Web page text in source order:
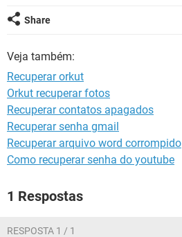
OUTLOOK
GUIA DE COMPRAS
Share
Veja também:
Recuperar orkut
Orkut recuperar fotos
Recuperar contatos apagados
Recuperar senha gmail
Recuperar arquivo word corrompido
Como recuperar senha do youtube
1 Respostas
RESPOSTA 1 / 1